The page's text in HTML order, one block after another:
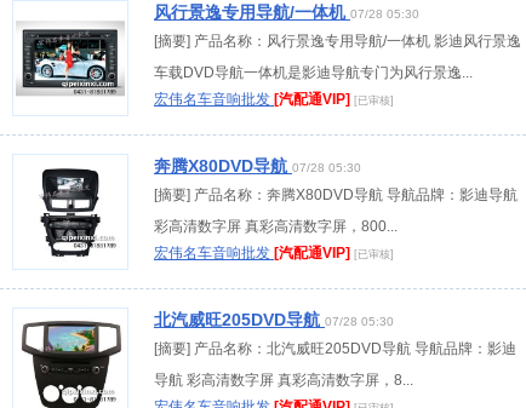
风行景逸专用导航/一体机 07/28 05:30
[摘要] 产品名称：风行景逸专用导航/一体机 影迪风行景逸
车载DVD导航一体机是影迪导航专门为风行景逸...
宏伟名车音响批发 [汽配通VIP] [已审核]
奔腾X80DVD导航 07/28 05:30
[摘要] 产品名称：奔腾X80DVD导航 导航品牌：影迪导航
彩高清数字屏 真彩高清数字屏，800...
宏伟名车音响批发 [汽配通VIP] [已审核]
北汽威旺205DVD导航 07/28 05:30
[摘要] 产品名称：北汽威旺205DVD导航 导航品牌：影迪
导航 彩高清数字屏 真彩高清数字屏，8...